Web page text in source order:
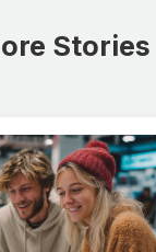
Stories